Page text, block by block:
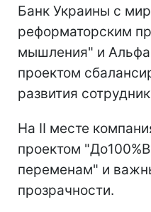
Банк Украины с
реформаторским
мышления" и
проектом
развития
На II месте
проектом
переменам" и
прозрачности.